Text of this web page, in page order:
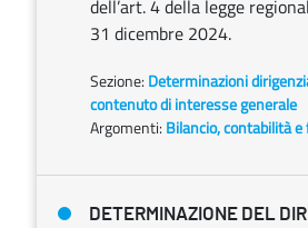
dell’art. 4 della legge
31 dicembre 2024.
Sezione: Determinazioni
contenuto di interesse generale
Argomenti: Bilancio, contabilità
DETERMINAZIONE DEL